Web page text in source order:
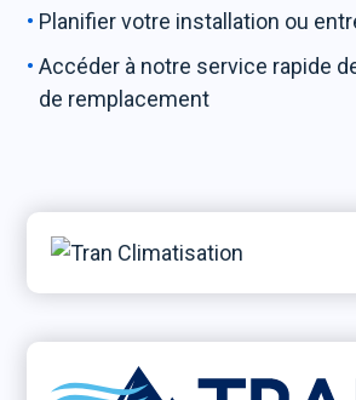
Planifier votre installation ou
Accéder à notre service rapide
de remplacement